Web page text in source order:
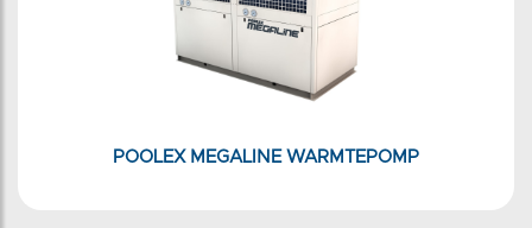
POOLEX MEGALINE WARMTEPOMP